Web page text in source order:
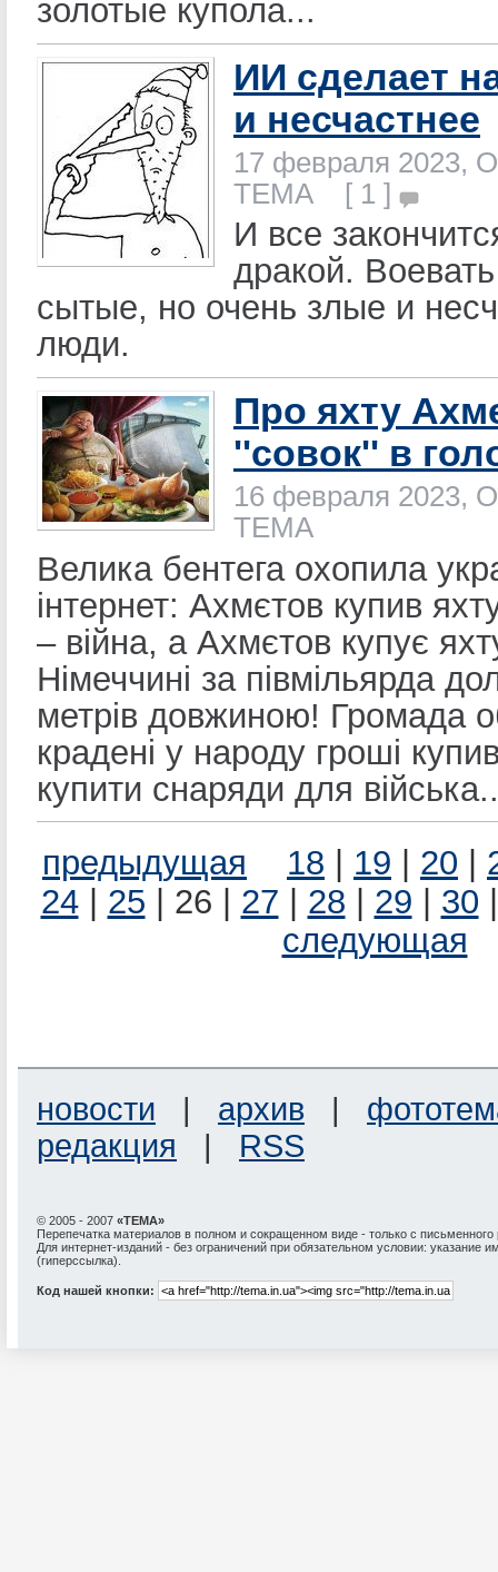
золотые купола...
ИИ сделает
и несчастнее
17 февраля 2023,
ТЕМА [ 1 ]
И все
дракой.
сытые, но очень злые и
люди.
Про яхту
''совок'' в
16 февраля 2023,
ТЕМА
Велика бентега охопила
інтернет: Ахмєтов купив
– війна, а Ахмєтов купує
Німеччині за півмільярда
метрів довжиною! Громада
крадені у народу гроші
купити снаряди для
предыдущая
18 | 19 | 20 |
24| 25 | 26 | 27 | 28 | 29 | 30
следующая
новости | архив |
редакция | RSS
© 2005 - 2007 «ТЕМА»
Перепечатка материалов в полном и сокращенном виде - только с
Для интернет-изданий - без ограничений при обязательном условии: указание
(гиперссылка).
Код нашей кнопки: